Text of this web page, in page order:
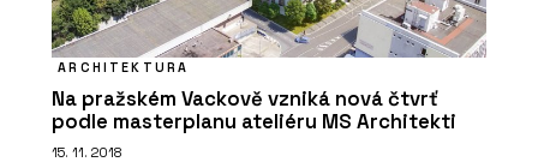
PRODUKTY
Tvrzený kámen Noble Arctic Night –
TechniStone
ARCHITEKTURA
Na pražském Vackově vzniká nová čtvrť
podle masterplanu ateliéru MS Architekti
15. 11. 2018